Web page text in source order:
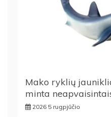
Mako ryklių
minta
2026 5 rugpjūčio